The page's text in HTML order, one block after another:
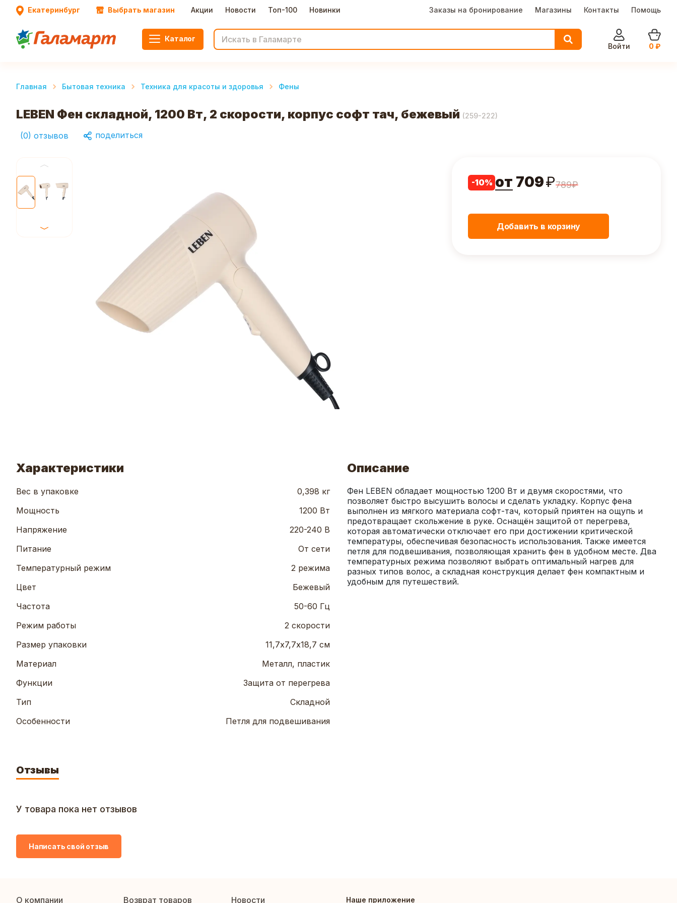
Екатеринбург Выбрать магазин Акции Новости Топ-100 Новинки Заказы на бронирование Магазины Контакты Помощь
Каталог
Войти
0 ₽
Главная Бытовая техника Техника для красоты и здоровья Фены
LEBEN Фен складной, 1200 Вт, 2 скорости, корпус софт тач, бежевый (259-222)
(0) отзывов поделиться
-10% от 709₽789₽
Добавить в корзину
Характеристики
Вес в упаковке
0,398 кг
Мощность
1200 Вт
Напряжение
220-240 В
Питание
От сети
Температурный режим
2 режима
Цвет
Бежевый
Частота
50-60 Гц
Режим работы
2 скорости
Размер упаковки
11,7х7,7х18,7 см
Материал
Металл, пластик
Функции
Защита от перегрева
Тип
Складной
Особенности
Петля для подвешивания
Описание
Фен LEBEN обладает мощностью 1200 Вт и двумя скоростями, что
позволяет быстро высушить волосы и сделать укладку. Корпус фена
выполнен из мягкого материала софт-тач, который приятен на ощупь и
предотвращает скольжение в руке. Оснащён защитой от перегрева,
которая автоматически отключает его при достижении критической
температуры, обеспечивая безопасность использования. Также имеется
петля для подвешивания, позволяющая хранить фен в удобном месте. Два
температурных режима позволяют выбрать оптимальный нагрев для
разных типов волос, а складная конструкция делает фен компактным и
удобным для путешествий.
Отзывы
У товара пока нет отзывов
Написать свой отзыв
О компании Возврат товаров Новости Наше приложение